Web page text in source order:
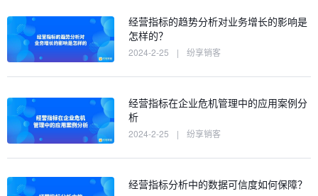
经营指标的趋势分析对业务增长的影响是
怎样的？
2024-2-25 | 纷享销客
经营指标在企业危机管理中的应用案例分
析
2024-2-25 | 纷享销客
经营指标分析中的数据可信度如何保障？